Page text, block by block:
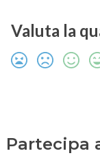
Valuta la
Partecipa